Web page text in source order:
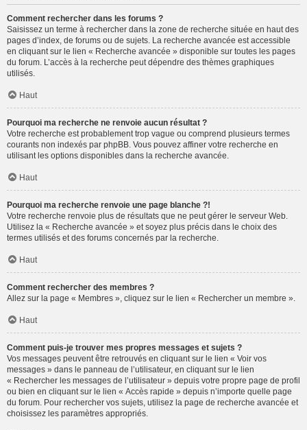
Comment rechercher dans les forums ?
Saisissez un terme à rechercher dans la zone de recherche située en haut des
pages d’index, de forums ou de sujets. La recherche avancée est accessible
en cliquant sur le lien « Recherche avancée » disponible sur toutes les pages
du forum. L’accès à la recherche peut dépendre des thèmes graphiques
utilisés.
Haut
Pourquoi ma recherche ne renvoie aucun résultat ?
Votre recherche est probablement trop vague ou comprend plusieurs termes
courants non indexés par phpBB. Vous pouvez affiner votre recherche en
utilisant les options disponibles dans la recherche avancée.
Haut
Pourquoi ma recherche renvoie une page blanche ?!
Votre recherche renvoie plus de résultats que ne peut gérer le serveur Web.
Utilisez la « Recherche avancée » et soyez plus précis dans le choix des
termes utilisés et des forums concernés par la recherche.
Haut
Comment rechercher des membres ?
Allez sur la page « Membres », cliquez sur le lien « Rechercher un membre ».
Haut
Comment puis-je trouver mes propres messages et sujets ?
Vos messages peuvent être retrouvés en cliquant sur le lien « Voir vos
messages » dans le panneau de l’utilisateur, en cliquant sur le lien
« Rechercher les messages de l’utilisateur » depuis votre propre page de profil
ou bien en cliquant sur le lien « Accès rapide » depuis n’importe quelle page
du forum. Pour rechercher vos sujets, utilisez la page de recherche avancée et
choisissez les paramètres appropriés.